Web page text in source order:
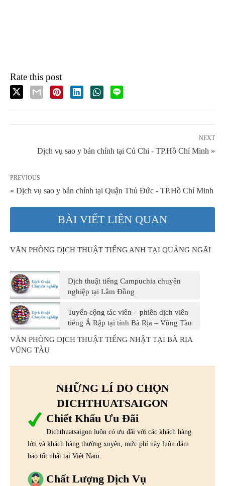
Rate this post
NEXT
Dịch vụ sao y bản chính tại Củ Chi - TP.Hồ Chí Minh »
PREVIOUS
« Dịch vụ sao y bản chính tại Quận Thủ Đức - TP.Hồ Chí Minh
BÀI VIẾT LIÊN QUAN
VĂN PHÒNG DỊCH THUẬT TIẾNG ANH TẠI QUẢNG NGÃI
Dịch thuật tiếng Campuchia chuyên
nghiệp tại Lâm Đồng
Tuyển cộng tác viên – phiên dịch viên
tiếng Ả Rập tại tỉnh Bà Rịa – Vũng Tàu
VĂN PHÒNG DỊCH THUẬT TIẾNG NHẬT TẠI BÀ RỊA
VŨNG TÀU
NHỮNG LÍ DO CHỌN
DICHTHUATSAIGON
Chiết Khấu Ưu Đãi
Dichthuatsaigon luôn có ưu đãi với các khách hàng
lớn và khách hàng thường xuyên, mức phí này luôn đảm
bảo tốt nhất tại Việt Nam.
Chất Lượng Dịch Vụ